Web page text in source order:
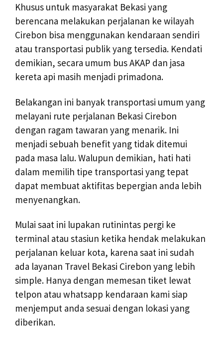
Khusus untuk masyarakat Bekasi yang
berencana melakukan perjalanan ke wilayah
Cirebon bisa menggunakan kendaraan sendiri
atau transportasi publik yang tersedia. Kendati
demikian, secara umum bus AKAP dan jasa
kereta api masih menjadi primadona.
Belakangan ini banyak transportasi umum yang
melayani rute perjalanan Bekasi Cirebon
dengan ragam tawaran yang menarik. Ini
menjadi sebuah benefit yang tidak ditemui
pada masa lalu. Walupun demikian, hati hati
dalam memilih tipe transportasi yang tepat
dapat membuat aktifitas bepergian anda lebih
menyenangkan.
Mulai saat ini lupakan rutinintas pergi ke
terminal atau stasiun ketika hendak melakukan
perjalanan keluar kota, karena saat ini sudah
ada layanan Travel Bekasi Cirebon yang lebih
simple. Hanya dengan memesan tiket lewat
telpon atau whatsapp kendaraan kami siap
menjemput anda sesuai dengan lokasi yang
diberikan.